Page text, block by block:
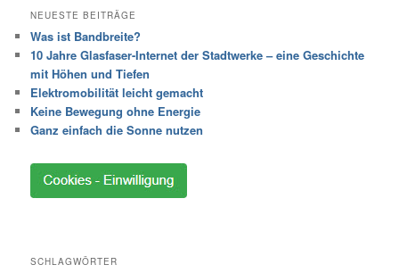
NEUESTE BEITRÄGE
Was ist Bandbreite?
10 Jahre Glasfaser-Internet der Stadtwerke – eine Geschichte
mit Höhen und Tiefen
Elektromobilität leicht gemacht
Keine Bewegung ohne Energie
Ganz einfach die Sonne nutzen
SCHLAGWÖRTER